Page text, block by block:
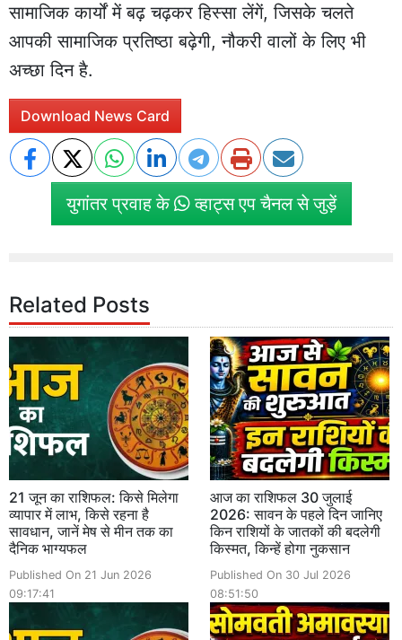
सामाजिक कार्यों में बढ़ चढ़कर हिस्सा लेंगें, जिसके चलते
आपकी सामाजिक प्रतिष्ठा बढ़ेगी, नौकरी वालों के लिए भी
अच्छा दिन है.
Download News Card
युगांतर प्रवाह के व्हाट्स एप चैनल से जुड़ें
Related Posts
21 जून का राशिफल: किसे मिलेगा
व्यापार में लाभ, किसे रहना है
सावधान, जानें मेष से मीन तक का
दैनिक भाग्यफल
Published On 21 Jun 2026
09:17:41
आज का राशिफल 30 जुलाई
2026: सावन के पहले दिन जानिए
किन राशियों के जातकों की बदलेगी
किस्मत, किन्हें होगा नुकसान
Published On 30 Jul 2026
08:51:50